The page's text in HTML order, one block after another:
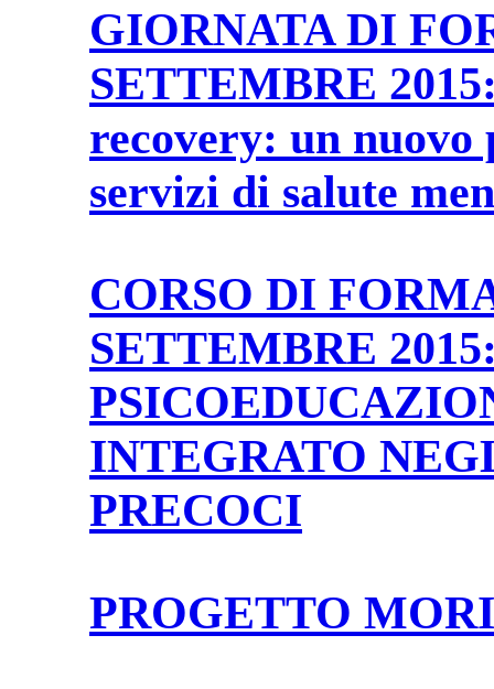
GIORNATA DI
SETTEMBRE
recovery: un
servizi di salute
CORSO DI
SETTEMBRE
INTEGRATO
PRECOCI
PROGETTO